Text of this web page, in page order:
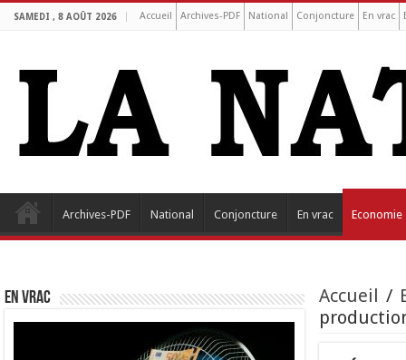
SAMEDI , 8 AOÛT 2026 Accueil Archives-PDF National Conjoncture En vrac
Archives-PDF National Conjoncture En vrac Economie
Accueil /
EN VRAC